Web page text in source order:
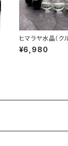
ヒマラヤ水晶（ク
産）×モリオン ブ
ット
¥6,980